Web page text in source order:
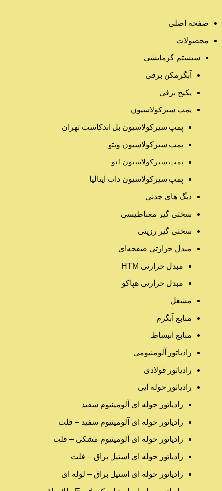
صفحه اصلی
محصولات
سیستم گرمایشی
آبگرمکن برقی
پکیج برقی
پمپ سیرکولاسیون
پمپ سیرکولاسیون بل اندکاست تهران
پمپ سیرکولاسیون ویتو
پمپ سیرکولاسیون لئو
پمپ سیرکولاسیون داب ایتالیا
دیگ های چدنی
سختی گیر مغناطیسی
سختی گیر رزینی
مبدل حرارتی صفحه‌ای
مبدل حرارتی HTM‎
مبدل حرارتی هپاکو
مشعل
منابع آبگرم
منابع انبساط
رادیاتور آلومنیومی
رادیاتور فولادی
رادیاتور حوله ایی
رادیاتور حوله ای آلومینیوم سفید
رادیاتور حوله ای آلومینیوم سفید – فلت
رادیاتور حوله ای آلومینیوم مشکی – فلت
رادیاتور حوله ای استیل براق – فلت
رادیاتور حوله ای استیل براق – لوله ای